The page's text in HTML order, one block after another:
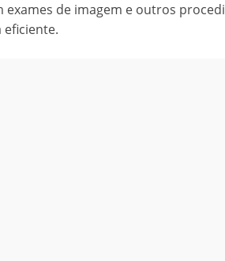
de imagem e outros
eficiente.